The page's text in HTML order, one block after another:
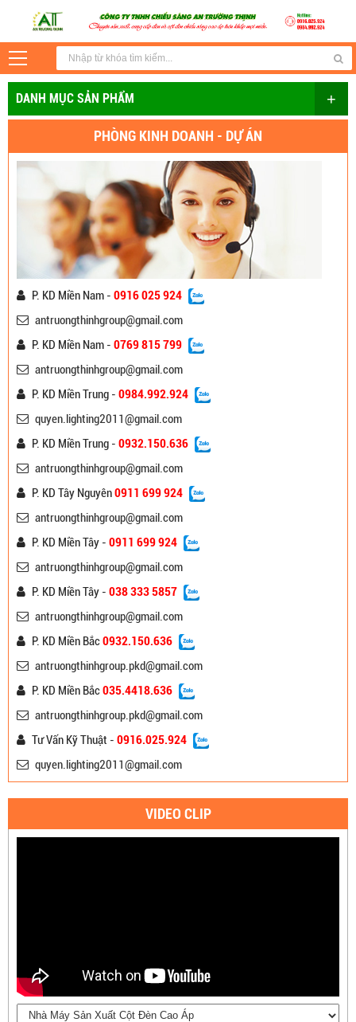
DANH MỤC SẢN PHẨM +
PHÒNG KINH DOANH - DỰ ÁN
P. KD Miền Nam - 0916 025 924
antruongthinhgroup@gmail.com
P. KD Miền Nam - 0769 815 799
antruongthinhgroup@gmail.com
P. KD Miền Trung - 0984.992.924
quyen.lighting2011@gmail.com
P. KD Miền Trung - 0932.150.636
antruongthinhgroup@gmail.com
P. KD Tây Nguyên0911 699 924
antruongthinhgroup@gmail.com
P. KD Miền Tây - 0911 699 924
antruongthinhgroup@gmail.com
P. KD Miền Tây - 038 333 5857
antruongthinhgroup@gmail.com
P. KD Miền Bắc0932.150.636
antruongthinhgroup.pkd@gmail.com
P. KD Miền Bắc035.4418.636
antruongthinhgroup.pkd@gmail.com
Tư Vấn Kỹ Thuật - 0916.025.924
quyen.lighting2011@gmail.com
VIDEO CLIP